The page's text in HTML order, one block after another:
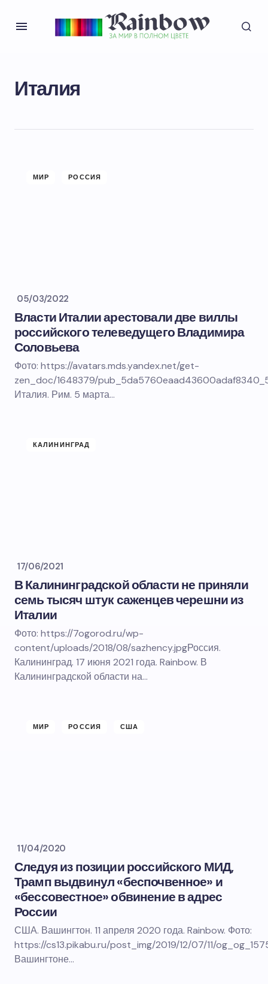
Италия
МИР РОССИЯ
05/03/2022
Власти Италии арестовали две виллы
российского телеведущего Владимира
Соловьева
Фото: https://avatars.mds.yandex.net/get-
zen_doc/1648379/
Италия. Рим. 5 марта…
КАЛИНИНГРАД
17/06/2021
В Калининградской области не приняли
семь тысяч штук саженцев черешни из
Италии
Фото: https://7ogorod.ru/wp-
content/uploads/2018/08/sazhency.jpgРоссия.
Калининград. 17 июня 2021 года. Rainbow. В
Калининградской области на…
МИР РОССИЯ США
11/04/2020
Следуя из позиции российского МИД,
Трамп выдвинул «беспочвенное» и
«бессовестное» обвинение в адрес
России
США. Вашингтон. 11 апреля 2020 года. Rainbow. Фото:
https://cs13.pikabu.ru/post_img/2019/12/07/11/
Вашингтоне…